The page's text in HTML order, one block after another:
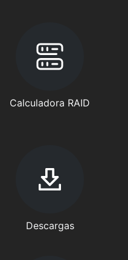
Calculadora RAID
Descargas